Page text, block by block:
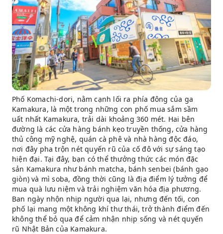
Phố Komachi-dori, nằm cạnh lối ra phía đông của ga
Kamakura, là một trong những con phố mua sắm sầm
uất nhất Kamakura, trải dài khoảng 360 mét. Hai bên
đường là các cửa hàng bánh kẹo truyền thống, cửa hàng
thủ công mỹ nghệ, quán cà phê và nhà hàng độc đáo,
nơi đây pha trộn nét quyến rũ của cố đô với sự sáng tạo
hiện đại. Tại đây, bạn có thể thưởng thức các món đặc
sản Kamakura như bánh matcha, bánh senbei (bánh gạo
giòn) và mì soba, đồng thời cũng là địa điểm lý tưởng để
mua quà lưu niệm và trải nghiệm văn hóa địa phương.
Ban ngày nhộn nhịp người qua lại, nhưng đến tối, con
phố lại mang một không khí thư thái, trở thành điểm đến
không thể bỏ qua để cảm nhận nhịp sống và nét quyến
rũ Nhật Bản của Kamakura.